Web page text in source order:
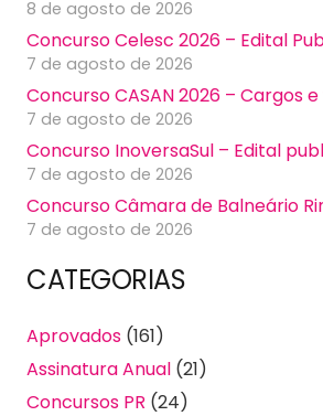
8 de agosto de 2026
Concurso Celesc 2026 – Edital
7 de agosto de 2026
Concurso CASAN 2026 – Cargos
7 de agosto de 2026
Concurso InoversaSul – Edital
7 de agosto de 2026
Concurso Câmara de Balneário
7 de agosto de 2026
CATEGORIAS
Aprovados (161)
Assinatura Anual (21)
Concursos PR (24)